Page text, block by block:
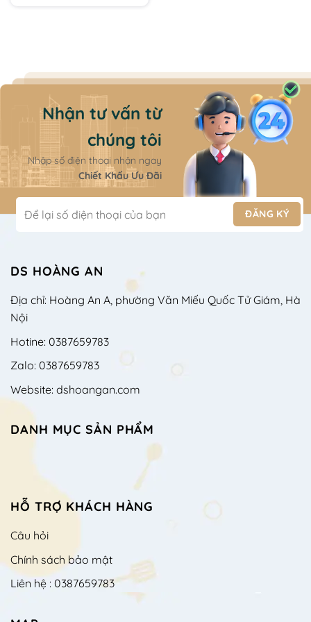
Nhận tư vấn từ
chúng tôi
Nhập số điện thoại nhận ngay
Chiết Khấu Ưu Đãi
DS HOÀNG AN
Địa chỉ: Hoàng An A, phường Văn Miếu Quốc Tử Giám, Hà
Nội
Hotine: 0387659783
Zalo: 0387659783
Website: dshoangan.com
DANH MỤC SẢN PHẨM
HỖ TRỢ KHÁCH HÀNG
Câu hỏi
Chính sách bảo mật
Liên hệ : 0387659783